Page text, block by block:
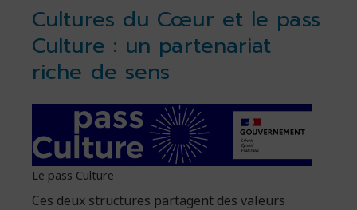
Cultures du Cœur et le pass
Culture : un partenariat
riche de sens
Le pass Culture
Ces deux structures partagent des valeurs